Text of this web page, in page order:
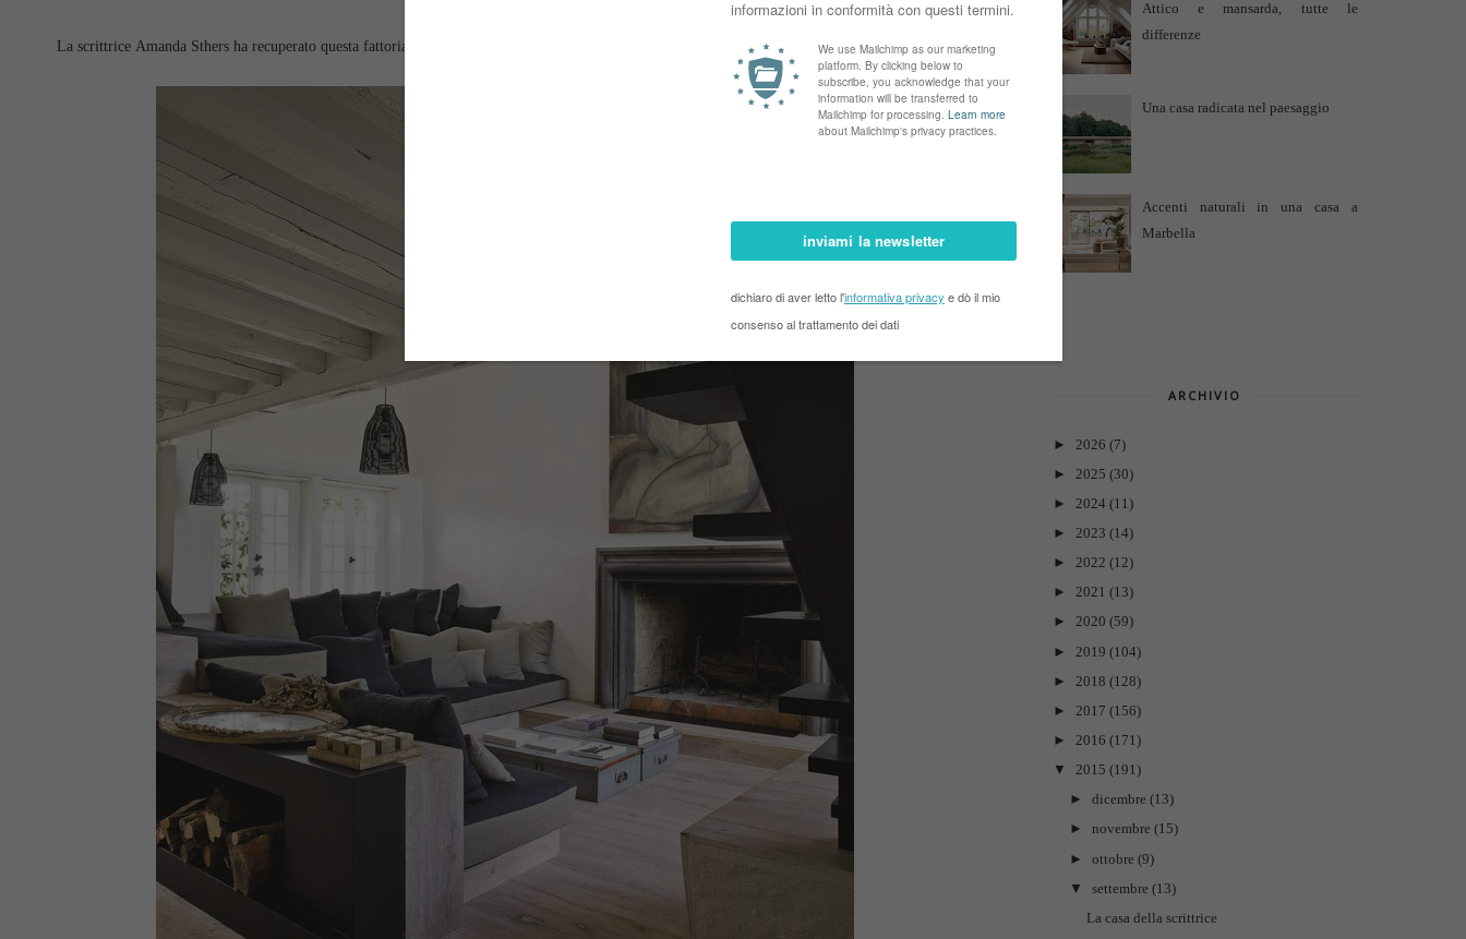
La scrittrice Amanda Sthers ha recuperato questa fattoria francese, vicino Parigi, per farne la sua abitazione.
Attico e mansarda, tutte le
differenze
Una casa radicata nel paesaggio
Accenti naturali in una casa a
Marbella
ARCHIVIO
► 2026 (7)
► 2025 (30)
► 2024 (11)
► 2023 (14)
► 2022 (12)
► 2021 (13)
► 2020 (59)
► 2019 (104)
► 2018 (128)
► 2017 (156)
► 2016 (171)
▼
2015 (191)
► dicembre (13)
► novembre (15)
► ottobre (9)
▼
settembre (13)
La casa della scrittrice